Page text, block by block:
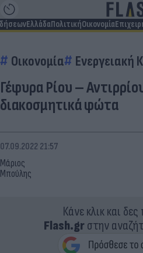
ΕλλάδαΠολιτικήΟικονομία
Οικονομία Ενεργειακή
Γέφυρα Ρίου –
διακοσμητικά φώτα
Μάριος
Μπούλης
07.09.2022 21:57
Κάνε κλικ και
Flash.grστην